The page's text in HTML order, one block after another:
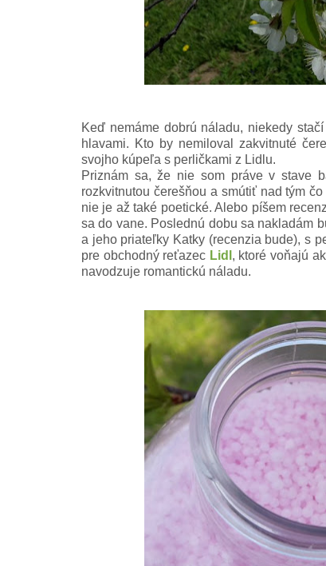
Keď nemáme dobrú náladu, niekedy
hlavami. Kto by nemiloval zakvitnuté
svojho kúpeľa s perličkami z Lidlu.
Priznám sa, že nie som práve v stave
rozkvitnutou čerešňou a smútiť nad tým
nie je až také poetické. Alebo píšem
sa do vane. Poslednú dobu sa nakladám
a jeho priateľky Katky (recenzia bude), s
pre obchodný reťazec Lidl , ktoré voňajú
navodzuje romantickú náladu.